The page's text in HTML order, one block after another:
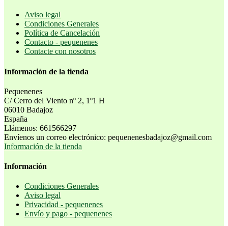
Aviso legal
Condiciones Generales
Política de Cancelación
Contacto - pequenenes
Contacte con nosotros
Información de la tienda
Pequenenes
C/ Cerro del Viento nº 2, 1º1 H
06010 Badajoz
España
Llámenos: 661566297
Envíenos un correo electrónico: pequenenesbadajoz@gmail.com
Información de la tienda
Información
Condiciones Generales
Aviso legal
Privacidad - pequenenes
Envío y pago - pequenenes